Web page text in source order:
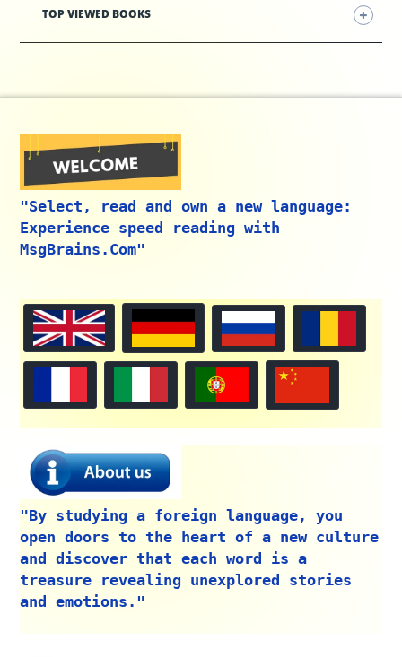
TOP VIEWED BOOKS
"Select, read and own a new language:
Experience speed reading with
MsgBrains.Com"
"By studying a foreign language, you
open doors to the heart of a new culture
and discover that each word is a
treasure revealing unexplored stories
and emotions."